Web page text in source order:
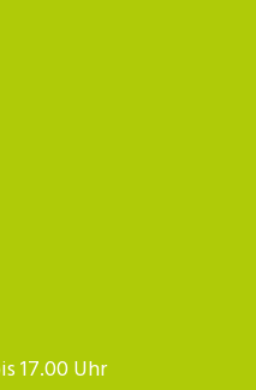
17.00 Uhr